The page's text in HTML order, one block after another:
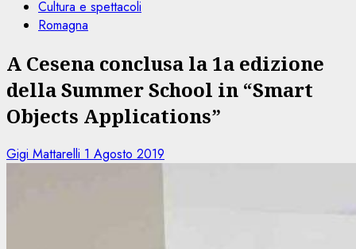
Cultura e spettacoli
Romagna
A Cesena conclusa la 1a edizione
della Summer School in “Smart
Objects Applications”
Gigi Mattarelli 1 Agosto 2019